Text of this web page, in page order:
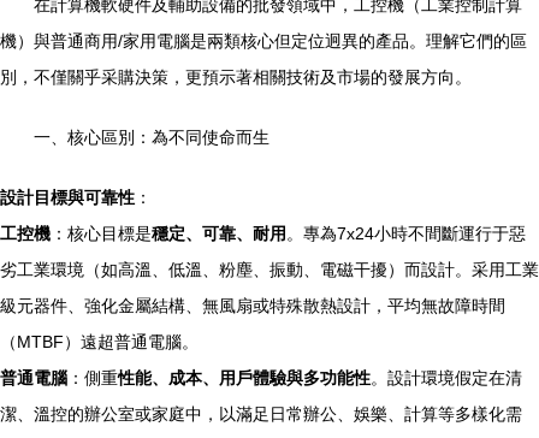
在計算機軟硬件及輔助設備的批發領域中，工控機（工業控制計算
機）與普通商用/家用電腦是兩類核心但定位迥異的產品。理解它們的區
別，不僅關乎采購決策，更預示著相關技術及市場的發展方向。
一、核心區別：為不同使命而生
設計目標與可靠性 ：
工控機 ：核心目標是穩定、可靠、耐用 。專為7x24小時不間斷運行于惡
劣工業環境（如高溫、低溫、粉塵、振動、電磁干擾）而設計。采用工業
級元器件、強化金屬結構、無風扇或特殊散熱設計，平均無故障時間
（MTBF）遠超普通電腦。
普通電腦 ：側重性能、成本、用戶體驗與多功能性。設計環境假定在清
潔、溫控的辦公室或家庭中，以滿足日常辦公、娛樂、計算等多樣化需